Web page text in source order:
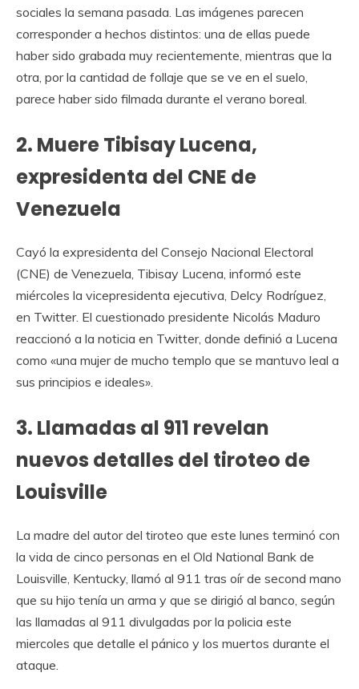
sociales la semana pasada. Las imágenes parecen
corresponder a hechos distintos: una de ellas puede
haber sido grabada muy recientemente, mientras que la
otra, por la cantidad de follaje que se ve en el suelo,
parece haber sido filmada durante el verano boreal.
2. Muere Tibisay Lucena,
expresidenta del CNE de
Venezuela
Cayó la expresidenta del Consejo Nacional Electoral
(CNE) de Venezuela, Tibisay Lucena, informó este
miércoles la vicepresidenta ejecutiva, Delcy Rodríguez,
en Twitter. El cuestionado presidente Nicolás Maduro
reaccionó a la noticia en Twitter, donde definió a Lucena
como «una mujer de mucho templo que se mantuvo leal a
sus principios e ideales».
3. Llamadas al 911 revelan
nuevos detalles del tiroteo de
Louisville
La madre del autor del tiroteo que este lunes terminó con
la vida de cinco personas en el Old National Bank de
Louisville, Kentucky, llamó al 911 tras oír de second mano
que su hijo tenía un arma y que se dirigió al banco, según
las llamadas al 911 divulgadas por la policia este
miercoles que detalle el pánico y los muertos durante el
ataque.